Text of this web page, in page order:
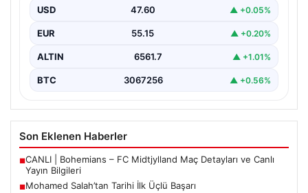
önemli bir dönüm noktasına imza attı. Takımının
hücum…
USD 47.60 ▲ +0.05%
EUR 55.15 ▲ +0.20%
ALTIN 6561.7 ▲ +1.01%
BTC 3067256 ▲ +0.56%
Son Eklenen Haberler
■CANLI | Bohemians – FC Midtjylland Maç Detayları ve Canlı
Yayın Bilgileri
■Mohamed Salah’tan Tarihi İlk Üçlü Başarı